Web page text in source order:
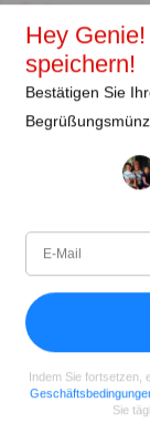
Autor:
Autor
Hey
speichern!
Bestätigen Sie
Indem Sie
Sie